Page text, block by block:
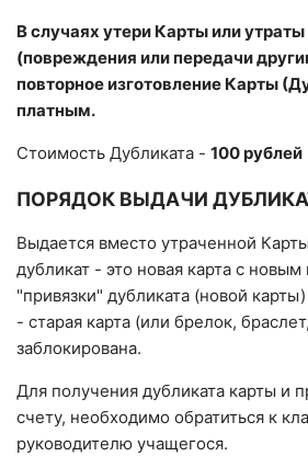
В случаях утери Карты или
(повреждения или передачи
повторное изготовление Карты
платным.
Стоимость Дубликата - 100 рублей
ПОРЯДОК ВЫДАЧИ
Выдается вместо утраченной
дубликат - это новая карта с
"привязки" дубликата (новой
- старая карта (или брелок,
заблокирована.
Для получения дубликата карты и
счету, необходимо обратиться к
руководителю учащегося.